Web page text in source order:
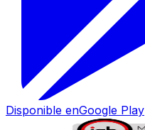
Disponible enGoogle Play